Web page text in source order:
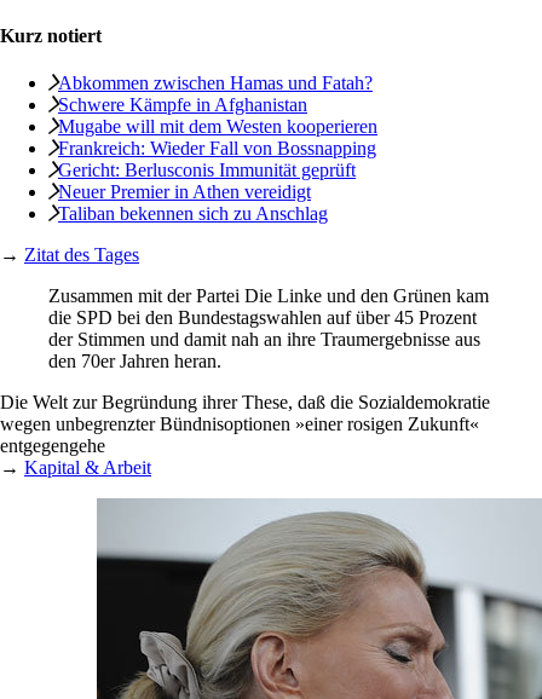
Kurz notiert
Abkommen zwischen Hamas und Fatah?
Schwere Kämpfe in Afghanistan
Mugabe will mit dem ­Westen kooperieren
Frankreich: Wieder Fall von Bossnapping
Gericht: Berlusconis Immunität geprüft
Neuer Premier in Athen vereidigt
Taliban bekennen sich zu Anschlag
→ Zitat des Tages
Zusammen mit der Partei Die Linke und den Grünen kam
die SPD bei den Bundestagswahlen auf über 45 Prozent
der Stimmen und damit nah an ihre Traumergebnisse aus
den 70er Jahren heran.
Die Welt zur Begründung ihrer These, daß die Sozialdemokratie
wegen unbegrenzter Bündnisoptionen »einer rosigen Zukunft«
entgegengehe
→ Kapital & Arbeit